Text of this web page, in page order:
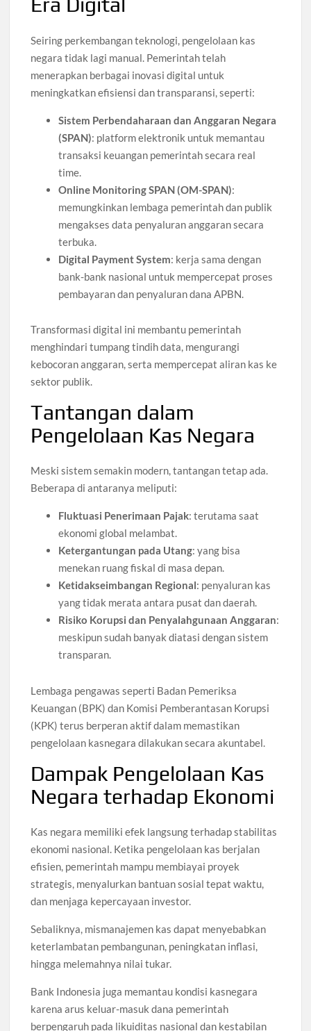
Seiring perkembangan teknologi, pengelolaan kas
negara tidak lagi manual. Pemerintah telah
menerapkan berbagai inovasi digital untuk
meningkatkan efisiensi dan transparansi, seperti:
Sistem Perbendaharaan dan Anggaran Negara
(SPAN): platform elektronik untuk memantau
transaksi keuangan pemerintah secara real
time.
Online Monitoring SPAN (OM-SPAN):
memungkinkan lembaga pemerintah dan publik
mengakses data penyaluran anggaran secara
terbuka.
Digital Payment System: kerja sama dengan
bank-bank nasional untuk mempercepat proses
pembayaran dan penyaluran dana APBN.
Transformasi digital ini membantu pemerintah
menghindari tumpang tindih data, mengurangi
kebocoran anggaran, serta mempercepat aliran kas ke
sektor publik.
Tantangan dalam
Pengelolaan Kas Negara
Meski sistem semakin modern, tantangan tetap ada.
Beberapa di antaranya meliputi:
Fluktuasi Penerimaan Pajak: terutama saat
ekonomi global melambat.
Ketergantungan pada Utang: yang bisa
menekan ruang fiskal di masa depan.
Ketidakseimbangan Regional: penyaluran kas
yang tidak merata antara pusat dan daerah.
Risiko Korupsi dan Penyalahgunaan Anggaran:
meskipun sudah banyak diatasi dengan sistem
transparan.
Lembaga pengawas seperti Badan Pemeriksa
Keuangan (BPK) dan Komisi Pemberantasan Korupsi
(KPK) terus berperan aktif dalam memastikan
pengelolaan kasnegara dilakukan secara akuntabel.
Dampak Pengelolaan Kas
Negara terhadap Ekonomi
Kas negara memiliki efek langsung terhadap stabilitas
ekonomi nasional. Ketika pengelolaan kas berjalan
efisien, pemerintah mampu membiayai proyek
strategis, menyalurkan bantuan sosial tepat waktu,
dan menjaga kepercayaan investor.
Sebaliknya, mismanajemen kas dapat menyebabkan
keterlambatan pembangunan, peningkatan inflasi,
hingga melemahnya nilai tukar.
Bank Indonesia juga memantau kondisi kasnegara
karena arus keluar-masuk dana pemerintah
berpengaruh pada likuiditas nasional dan kestabilan